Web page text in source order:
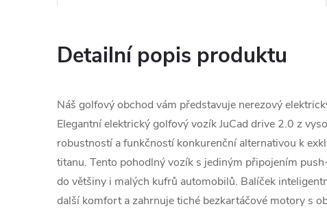
Detailní popis produktu
Náš golfový obchod vám představuje nerezový
Elegantní elektrický golfový vozík JuCad drive 2.0 z
robustností a funkčností konkurenční alternativou k
titanu. Tento pohodlný vozík s jediným připojením
do většiny i malých kufrů automobilů. Balíček
další komfort a zahrnuje tiché bezkartáčové motory s